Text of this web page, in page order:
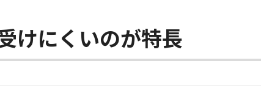
けにくいのが特長